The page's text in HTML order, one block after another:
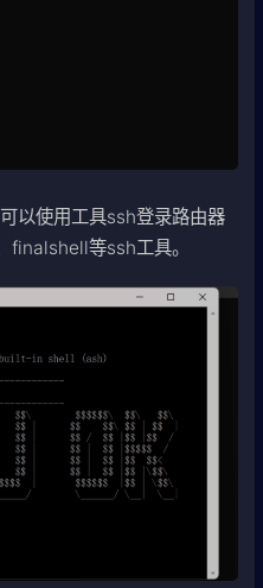
以使用工具ssh登录路由器
等ssh工具。